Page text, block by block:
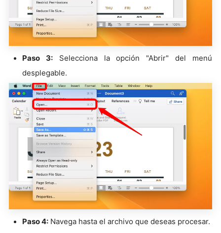
Paso 3:Selecciona la opción "Abrir" del menú
desplegable.
Paso 4: Navega hasta el archivo que deseas procesar.